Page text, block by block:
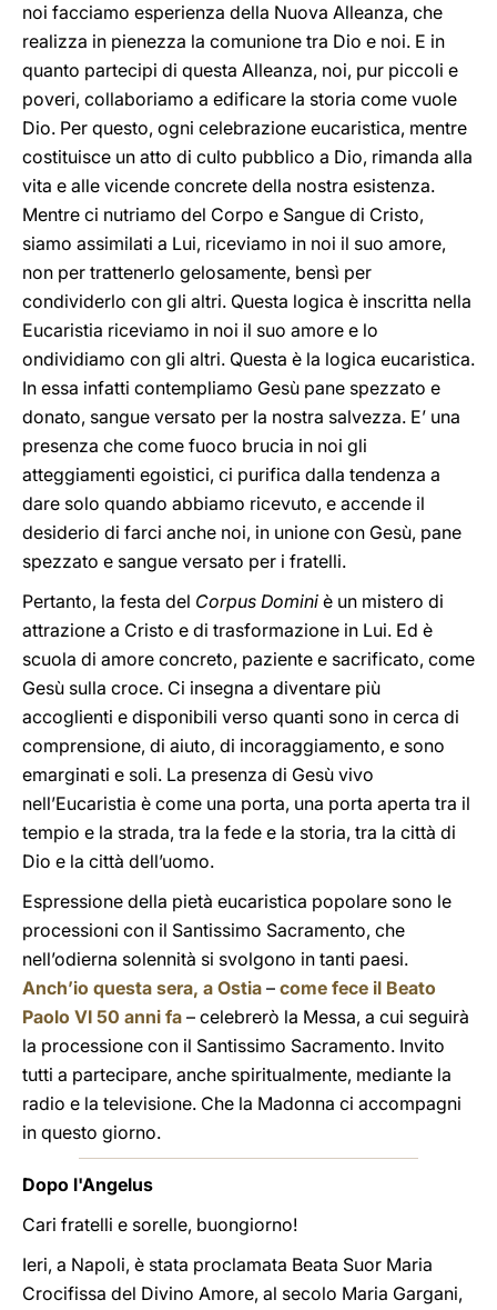
noi facciamo esperienza della Nuova Alleanza, che
realizza in pienezza la comunione tra Dio e noi. E in
quanto partecipi di questa Alleanza, noi, pur piccoli e
poveri, collaboriamo a edificare la storia come vuole
Dio. Per questo, ogni celebrazione eucaristica, mentre
costituisce un atto di culto pubblico a Dio, rimanda alla
vita e alle vicende concrete della nostra esistenza.
Mentre ci nutriamo del Corpo e Sangue di Cristo,
siamo assimilati a Lui, riceviamo in noi il suo amore,
non per trattenerlo gelosamente, bensì per
condividerlo con gli altri. Questa logica è inscritta nella
Eucaristia riceviamo in noi il suo amore e lo
ondividiamo con gli altri. Questa è la logica eucaristica.
In essa infatti contempliamo Gesù pane spezzato e
donato, sangue versato per la nostra salvezza. E’ una
presenza che come fuoco brucia in noi gli
atteggiamenti egoistici, ci purifica dalla tendenza a
dare solo quando abbiamo ricevuto, e accende il
desiderio di farci anche noi, in unione con Gesù, pane
spezzato e sangue versato per i fratelli.
Pertanto, la festa del Corpus Domini è un mistero di
attrazione a Cristo e di trasformazione in Lui. Ed è
scuola di amore concreto, paziente e sacrificato, come
Gesù sulla croce. Ci insegna a diventare più
accoglienti e disponibili verso quanti sono in cerca di
comprensione, di aiuto, di incoraggiamento, e sono
emarginati e soli. La presenza di Gesù vivo
nell’Eucaristia è come una porta, una porta aperta tra il
tempio e la strada, tra la fede e la storia, tra la città di
Dio e la città dell’uomo.
Espressione della pietà eucaristica popolare sono le
processioni con il Santissimo Sacramento, che
nell’odierna solennità si svolgono in tanti paesi.
Anch’io questa sera, a Ostia – come fece il Beato
Paolo VI 50 anni fa – celebrerò la Messa, a cui seguirà
la processione con il Santissimo Sacramento. Invito
tutti a partecipare, anche spiritualmente, mediante la
radio e la televisione. Che la Madonna ci accompagni
in questo giorno.
Dopo l'Angelus
Cari fratelli e sorelle, buongiorno!
Ieri, a Napoli, è stata proclamata Beata Suor Maria
Crocifissa del Divino Amore, al secolo Maria Gargani,